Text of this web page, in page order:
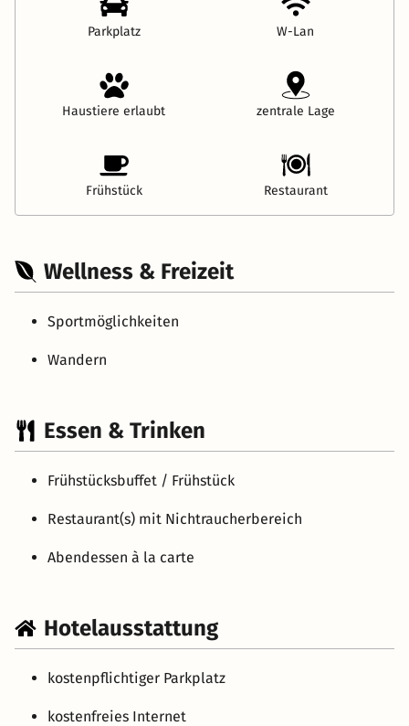
Parkplatz W-Lan
Haustiere erlaubt zentrale Lage
Frühstück Restaurant
Wellness & Freizeit
Sportmöglichkeiten
Wandern
Essen & Trinken
Frühstücksbuffet / Frühstück
Restaurant(s) mit Nichtraucherbereich
Abendessen à la carte
Hotelausstattung
kostenpflichtiger Parkplatz
kostenfreies Internet